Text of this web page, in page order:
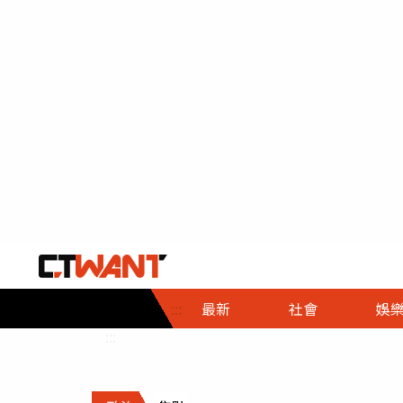
::: 最新 社會
社會首頁
時事
調查
娛樂
娛樂首頁
即時
財經首頁
熱線
政